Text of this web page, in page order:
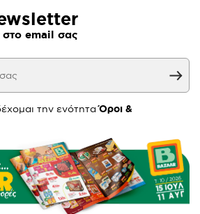
email σας
την ενότηταΌροι &